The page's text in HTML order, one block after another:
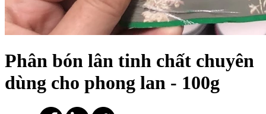
Phân bón lân tinh chất chuyên
dùng cho phong lan - 100g